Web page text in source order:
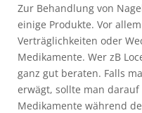
Zur Behandlung von
einige Produkte. Vor
Verträglichkeiten oder
Medikamente. Wer zB
ganz gut beraten. Falls
erwägt, sollte man
Medikamente während